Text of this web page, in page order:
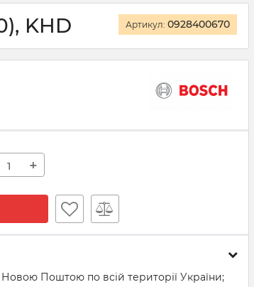
KHD Артикул: 0928400670
+
Поштою по всій території України;